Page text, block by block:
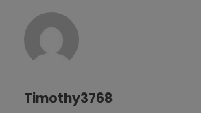
Timothy3768